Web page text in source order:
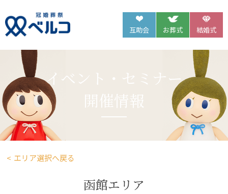
互助会 お葬式 結婚式
イベント・セミナー
開催情報
函館エリア
エリア選択へ戻る